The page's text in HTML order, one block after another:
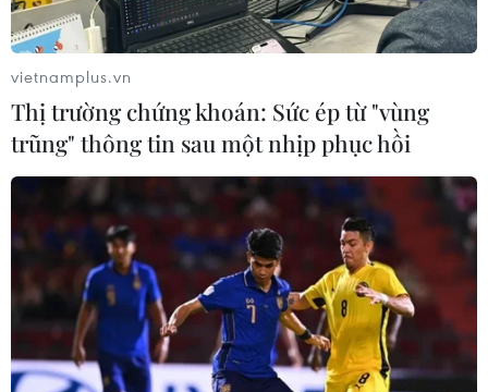
Mỹ đã chuẩn bị kế hoạch sẵn sàng
tấn công quân sự Iran?
11/06/2025 04:04
Tư lệnh Bộ Chỉ huy Trung tâm của Mỹ (CENTCOM),
ngày 10/6 cho biết đã trình bày với Tổng thống Donald
Trump về các kế hoạch quân sự để tấn công Iran và đã
sẵn sàng thực hiện nếu được lệnh.
vietnamplus.vn
Thị trường chứng khoán: Sức ép từ "vùng
trũng" thông tin sau một nhịp phục hồi